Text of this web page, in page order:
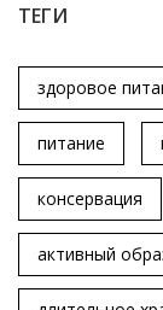
ТЕГИ
здоровое
питание
консервация
активный